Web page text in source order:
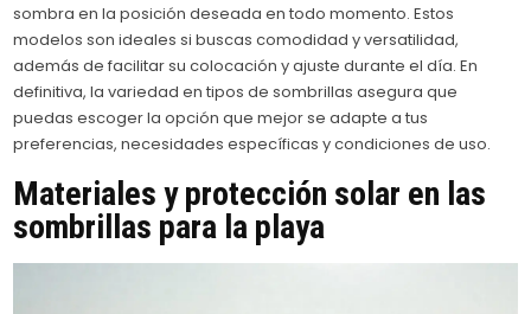
sombra en la posición deseada en todo momento. Estos
modelos son ideales si buscas comodidad y versatilidad,
además de facilitar su colocación y ajuste durante el día. En
definitiva, la variedad en tipos de sombrillas asegura que
puedas escoger la opción que mejor se adapte a tus
preferencias, necesidades específicas y condiciones de uso.
Materiales y protección solar en las
sombrillas para la playa